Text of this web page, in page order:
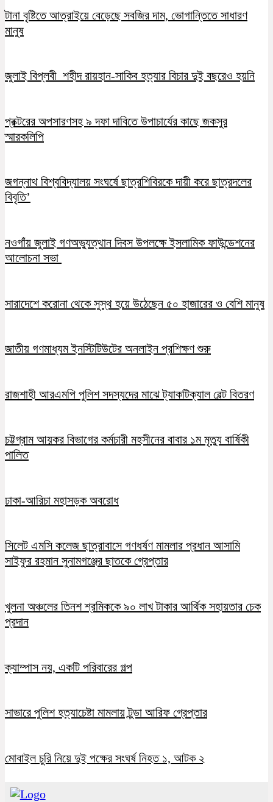
টানা বৃষ্টিতে আত্রাইয়ে বেড়েছে সবজির দাম, ভোগান্তিতে সাধারণ
মানুষ
জুলাই বিপ্লবী শহীদ রায়হান-সাকিব হত্যার বিচার দুই বছরেও হয়নি
প্রক্টরের অপসারণসহ ৯ দফা দাবিতে উপাচার্যের কাছে জকসুর
স্মারকলিপি
জগন্নাথ বিশ্ববিদ্যালয় সংঘর্ষে ছাত্রশিবিরকে দায়ী করে ছাত্রদলের
বিবৃতি’
নওগাঁয় জুলাই গণঅভ্যুত্থান দিবস উপলক্ষে ইসলামিক ফাউন্ডেশনের
আলোচনা সভা
সারাদেশে করোনা থেকে সুস্থ হয়ে উঠেছেন ৫০ হাজারের ও বেশি মানুষ
জাতীয় গণমাধ্যম ইনস্টিটিউটের অনলাইন প্রশিক্ষণ শুরু
রাজশাহী আরএমপি পুলিশ সদস্যদের মাঝে ট্যাকটিক্যাল বেল্ট বিতরণ
চট্টগ্রাম আয়কর বিভাগের কর্মচারী মহসীনের বাবার ১ম মৃত্যু বার্ষিকী
পালিত
ঢাকা-আরিচা মহাসড়ক অবরোধ
সিলেট এমসি কলেজ ছাত্রাবাসে গণধর্ষণ মামলার প্রধান আসামি
সাইফুর রহমান সুনামগঞ্জের ছাতকে গ্রেপ্তার
খুলনা অঞ্চলের তিনশ শ্রমিককে ৯০ লাখ টাকার আর্থিক সহায়তার চেক
প্রদান
ক্যাম্পাস নয়, একটি পরিবারের গল্প
সাভারে পুলিশ হত্যাচেষ্টা মামলায় টুন্ডা আরিফ গ্রেপ্তার
মোবাইল চুরি নিয়ে দুই পক্ষের সংঘর্ষ নিহত ১, আটক ২